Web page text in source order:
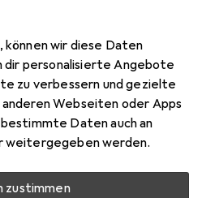
können wir diese Daten
dir personalisierte Angebote
zu verbessern und gezielte
Webseiten oder Apps
Daten auch an
werden.
zustimmen
Mehr von RS PRO
lieferbar